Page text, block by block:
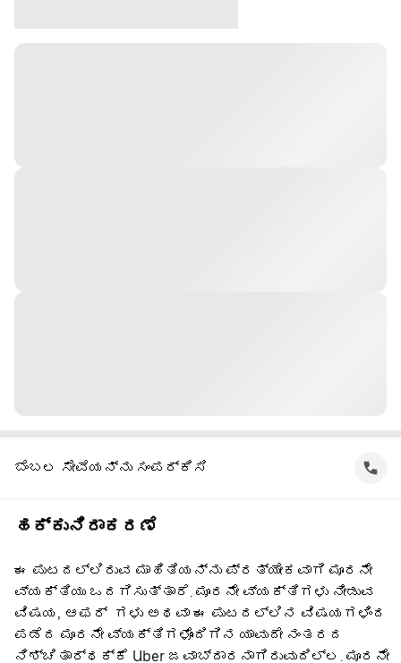
ಬೆಂಬಲ ಸೇವೆಯನ್ನು ಸಂಪರ್ಕಿಸಿ
ಹಕ್ಕುನಿರಾಕರಣೆ
ಈ ಪುಟದಲ್ಲಿರುವ ಮಾಹಿತಿಯನ್ನು ಪ್ರತ್ಯೇಕವಾಗಿ ಮೂರನೇ
ವ್ಯಕ್ತಿಯು ಒದಗಿಸುತ್ತಾರೆ. ಮೂರನೇ ವ್ಯಕ್ತಿಗಳು ನೀಡುವ
ವಿಷಯ, ಆಫರ್ ‌ ಗಳು ಅಥವಾ ಈ ಪುಟದಲ್ಲಿನ ವಿಷಯಗಳಿಂದ
ಪಡೆದ ಮೂರನೇ ವ್ಯಕ್ತಿಗಳೊಂದಿಗಿನ ಯಾವುದೇ ನಂತರದ
ನಿಶ್ಚಿತಾರ್ಥಕ್ಕೆ Uber ಜವಾಬ್ದಾರನಾಗಿರುವುದಿಲ್ಲ. ಮೂರನೇ